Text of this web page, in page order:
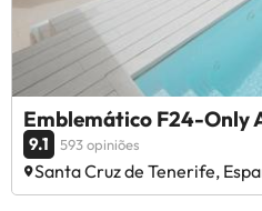
Emblemático F24-Only
9.1 593 opiniões
Santa Cruz de Tenerife,